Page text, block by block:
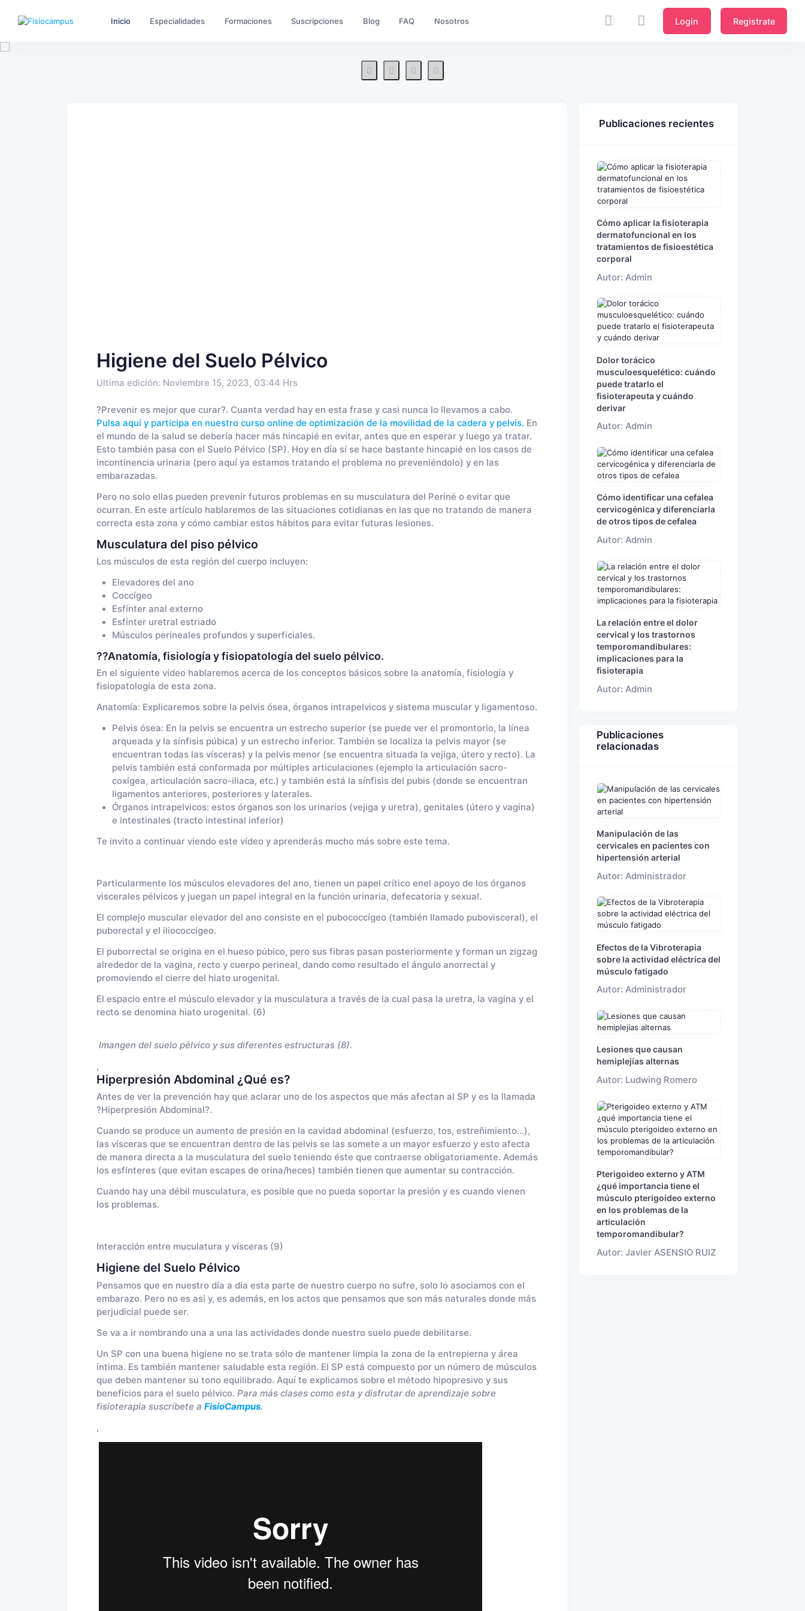
Inicio Especialidades Formaciones Suscripciones Blog FAQ Nosotros Login Registrate
Higiene del Suelo Pélvico
Ultima edición: Noviembre 15, 2023, 03:44 Hrs
?Prevenir es mejor que curar?. Cuanta verdad hay en esta frase y casi nunca lo llevamos a cabo.
Pulsa aquí y participa en nuestro curso online de optimización de la movilidad de la cadera y pelvis. En
el mundo de la salud se debería hacer más hincapié en evitar, antes que en esperar y luego ya tratar.
Esto también pasa con el Suelo Pélvico (SP). Hoy en día sí se hace bastante hincapié en los casos de
incontinencia urinaria (pero aquí ya estamos tratando el problema no preveniéndolo) y en las
embarazadas.
Pero no solo ellas pueden prevenir futuros problemas en su musculatura del Periné o evitar que
ocurran. En este artículo hablaremos de las situaciones cotidianas en las que no tratando de manera
correcta esta zona y cómo cambiar estos hábitos para evitar futuras lesiones.
Musculatura del piso pélvico
Los músculos de esta región del cuerpo incluyen:
Elevadores del ano
Coccígeo
Esfínter anal externo
Esfínter uretral estriado
Músculos perineales profundos y superficiales.
??Anatomía, fisiología y fisiopatología del suelo pélvico.
En el siguiente vídeo hablaremos acerca de los conceptos básicos sobre la anatomía, fisiología y
fisiopatología de esta zona.
Anatomía: Explicaremos sobre la pelvis ósea, órganos intrapelvicos y sistema muscular y ligamentoso.
Pelvis ósea: En la pelvis se encuentra un estrecho superior (se puede ver el promontorio, la línea
arqueada y la sínfisis púbica) y un estrecho inferior. También se localiza la pelvis mayor (se
encuentran todas las vísceras) y la pelvis menor (se encuentra situada la vejiga, útero y recto). La
pelvis también está conformada por múltiples articulaciones (ejemplo la articulación sacro-
coxígea, articulación sacro-iliaca, etc.) y también está la sínfisis del pubis (donde se encuentran
ligamentos anteriores, posteriores y laterales.
Órganos intrapelvicos: estos órganos son los urinarios (vejiga y uretra), genitales (útero y vagina)
e intestinales (tracto intestinal inferior)
Te invito a continuar viendo este vídeo y aprenderás mucho más sobre este tema.
Particularmente los músculos elevadores del ano, tienen un papel crítico enel apoyo de los órganos
viscerales pélvicos y juegan un papel integral en la función urinaria, defecatoria y sexual.
El complejo muscular elevador del ano consiste en el pubococcígeo (también llamado pubovisceral), el
puborectal y el iliococcígeo.
El puborrectal se origina en el hueso púbico, pero sus fibras pasan posteriormente y forman un zigzag
alrededor de la vagina, recto y cuerpo perineal, dando como resultado el ángulo anorrectal y
promoviendo el cierre del hiato urogenital.
El espacio entre el músculo elevador y la musculatura a través de la cual pasa la uretra, la vagina y el
recto se denomina hiato urogenital. (6)
Imangen del suelo pélvico y sus diferentes estructuras (8).
,
Hiperpresión Abdominal ¿Qué es?
Antes de ver la prevención hay que aclarar uno de los aspectos que más afectan al SP y es la llamada
?Hiperpresión Abdominal?.
Cuando se produce un aumento de presión en la cavidad abdominal (esfuerzo, tos, estreñimiento...),
las vísceras que se encuentran dentro de las pelvis se las somete a un mayor esfuerzo y esto afecta
de manera directa a la musculatura del suelo teniendo éste que contraerse obligatoriamente. Además
los esfínteres (que evitan escapes de orina/heces) también tienen que aumentar su contracción.
Cuando hay una débil musculatura, es posible que no pueda soportar la presión y es cuando vienen
los problemas.
Interacción entre muculatura y vísceras (9)
Higiene del Suelo Pélvico
Pensamos que en nuestro día a día esta parte de nuestro cuerpo no sufre, solo lo asociamos con el
embarazo. Pero no es así y, es además, en los actos que pensamos que son más naturales donde más
perjudicial puede ser.
Se va a ir nombrando una a una las actividades donde nuestro suelo puede debilitarse.
Un SP con una buena higiene no se trata sólo de mantener limpia la zona de la entrepierna y área
íntima. Es también mantener saludable esta región. El SP está compuesto por un número de músculos
que deben mantener su tono equilibrado. Aquí te explicamos sobre el método hipopresivo y sus
beneficios para el suelo pélvico. Para más clases como esta y disfrutar de aprendizaje sobre
fisioterapia suscríbete a FisioCampus.
,
Publicaciones recientes
Cómo aplicar la fisioterapia
dermatofuncional en los
tratamientos de fisioestética
corporal
Autor: Admin
Dolor torácico
musculoesquelético: cuándo
puede tratarlo el
fisioterapeuta y cuándo
derivar
Autor: Admin
Cómo identificar una cefalea
cervicogénica y diferenciarla
de otros tipos de cefalea
Autor: Admin
La relación entre el dolor
cervical y los trastornos
temporomandibulares:
implicaciones para la
fisioterapia
Autor: Admin
Publicaciones
relacionadas
Manipulación de las
cervicales en pacientes con
hipertensión arterial
Autor: Administrador
Efectos de la Vibroterapia
sobre la actividad eléctrica del
músculo fatigado
Autor: Administrador
Lesiones que causan
hemiplejías alternas
Autor: Ludwing Romero
Pterigoideo externo y ATM
¿qué importancia tiene el
músculo pterigoideo externo
en los problemas de la
articulación
temporomandibular?
Autor: Javier ASENSIO RUIZ